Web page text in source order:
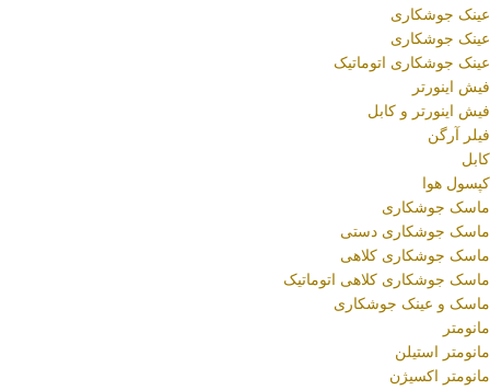
عینک جوشکاری
عینک جوشکاری
عینک جوشکاری اتوماتیک
فیش اینورتر
فیش اینورتر و کابل
فیلر آرگن
کابل
کپسول هوا
ماسک جوشکاری
ماسک جوشکاری دستی
ماسک جوشکاری کلاهی
ماسک جوشکاری کلاهی اتوماتیک
ماسک و عینک جوشکاری
مانومتر
مانومتر استیلن
مانومتر اکسیژن